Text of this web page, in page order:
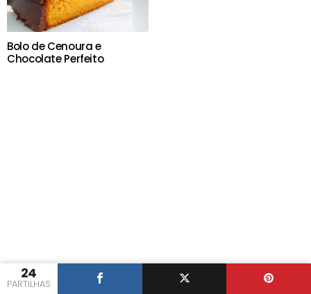
24
PARTILHAS
Bolo de Cenoura e
Chocolate Perfeito